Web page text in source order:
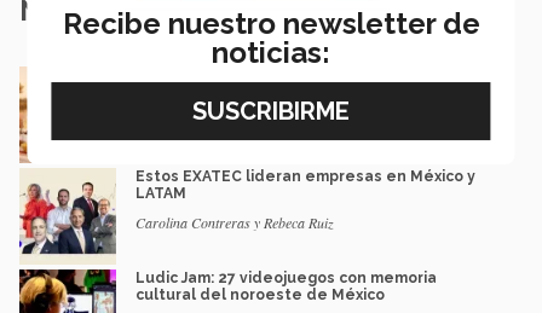
Notas Relacionadas
Mauricio Gaona
Estos EXATEC lideran empresas en México y
LATAM
Carolina Contreras y Rebeca Ruiz
Ludic Jam: 27 videojuegos con memoria
cultural del noroeste de México
Recibe nuestro newsletter de
noticias: